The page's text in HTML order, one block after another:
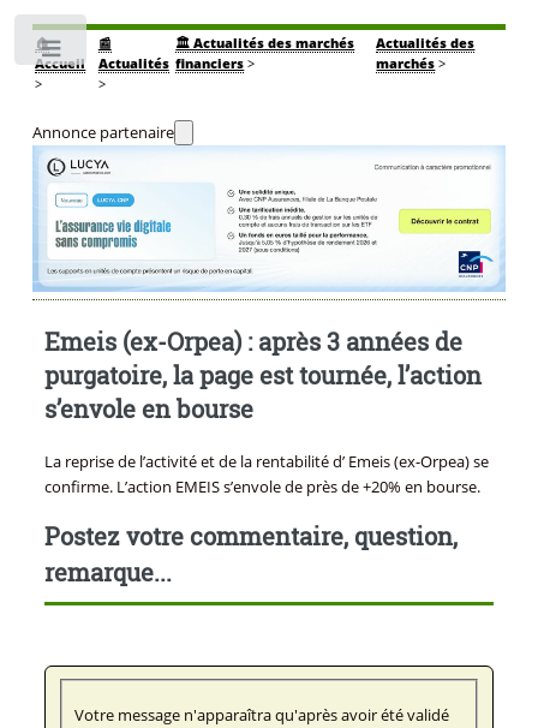
🏠
Accueil
>
📰
Actualités
>
🏛️ Actualités des marchés
financiers >
Actualités des
marchés >
Annonce partenaire
Emeis (ex-Orpea) : après 3 années de
purgatoire, la page est tournée, l’action
s’envole en bourse
La reprise de l’activité et de la rentabilité d’ Emeis (ex-Orpea) se
confirme. L’action EMEIS s’envole de près de +20% en bourse.
Postez votre commentaire, question,
remarque...
Votre message n'apparaîtra qu'après avoir été validé
Toggle